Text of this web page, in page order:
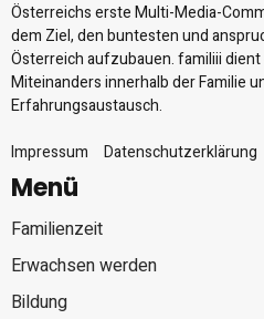
Österreichs erste Multi-Media-
dem Ziel, den buntesten und
Österreich aufzubauen. familiii
Miteinanders innerhalb der Familie
Erfahrungsaustausch.
Impressum
Datenschutzerklärung
Menü
Familienzeit
Erwachsen werden
Bildung